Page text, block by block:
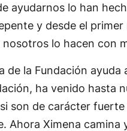
ayudarnos lo han
y desde el
nosotros lo hacen con
de la Fundación
ha venido hasta
son de carácter
Ahora Ximena